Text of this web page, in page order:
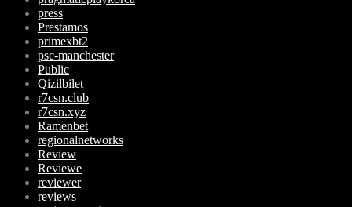
press
Prestamos
primexbt2
psc-manchester
Public
Qizilbilet
r7csn.club
r7csn.xyz
Ramenbet
regionalnetworks
Review
Reviewe
reviewer
reviews